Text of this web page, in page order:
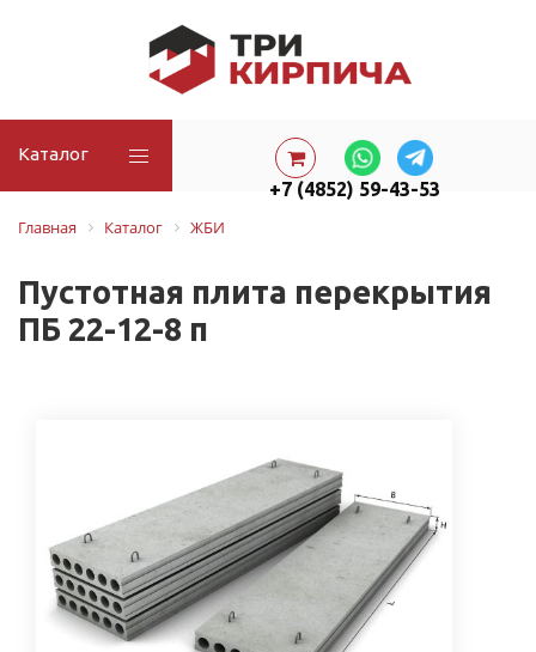
Каталог
+7 (4852) 59-43-53
Главная
Каталог ЖБИ
Пустотная плита перекрытия
ПБ 22-12-8 п